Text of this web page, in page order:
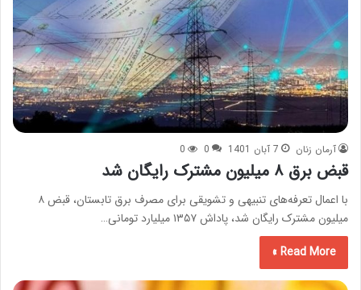
آرمان زنان 7 آبان 1401 0
0
قبض برق ۸ میلیون مشترک رایگان شد
با اعمال تعرفه‌های تنبیهی و تشویقی برای مصرف برق تابستان، قبض ۸
میلیون مشترک رایگان شد، پاداش ۱۳۵۷ میلیارد تومانی…
Read More »